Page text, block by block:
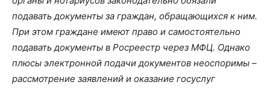
подавать документы за граждан, обращающихся к ним.
При этом граждане имеют право и самостоятельно
подавать документы в Росреестр через МФЦ. Однако
плюсы электронной подачи документов неоспоримы –
рассмотрение заявлений и оказание госуслуг